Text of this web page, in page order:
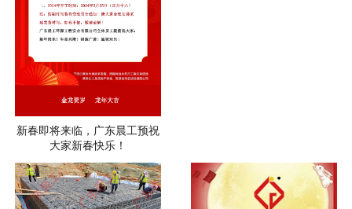
新春即将来临，广东晨工预祝
大家新春快乐！